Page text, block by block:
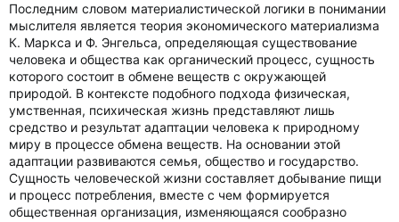
Последним словом материалистической логики в понимании
мыслителя является теория экономического материализма
К. Маркса и Ф. Энгельса, определяющая существование
человека и общества как органический процесс, сущность
которого состоит в обмене веществ с окружающей
природой. В контексте подобного подхода физическая,
умственная, психическая жизнь представляют лишь
средство и результат адаптации человека к природному
миру в процессе обмена веществ. На основании этой
адаптации развиваются семья, общество и государство.
Сущность человеческой жизни составляет добывание пищи
и процесс потребления, вместе с чем формируется
общественная организация, изменяющаяся сообразно